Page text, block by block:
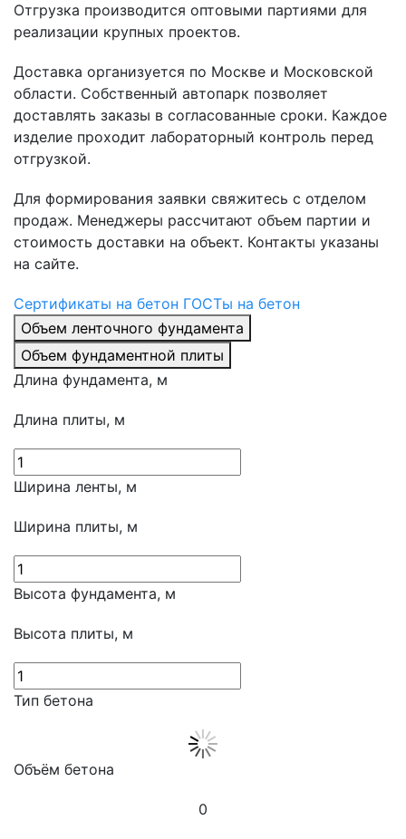
Отгрузка производится оптовыми партиями для
реализации крупных проектов.
Доставка организуется по Москве и Московской
области. Собственный автопарк позволяет
доставлять заказы в согласованные сроки. Каждое
изделие проходит лабораторный контроль перед
отгрузкой.
Для формирования заявки свяжитесь с отделом
продаж. Менеджеры рассчитают объем партии и
стоимость доставки на объект. Контакты указаны
на сайте.
Сертификаты на бетон ГОСТы на бетон
Объем ленточного фундамента
Объем фундаментной плиты
Длина фундамента, м
Длина плиты, м
Ширина ленты, м
Ширина плиты, м
Высота фундамента, м
Высота плиты, м
Тип бетона
Объём бетона
0